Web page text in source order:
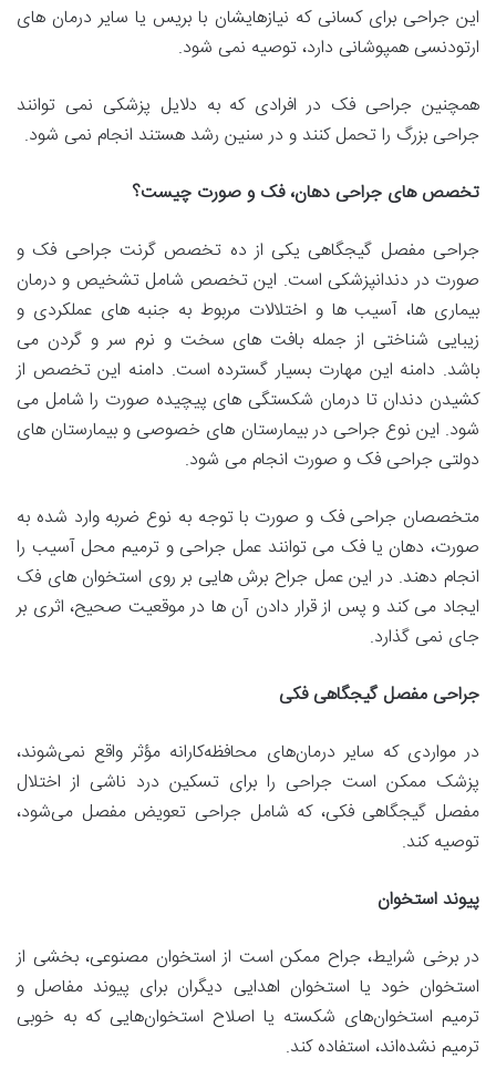
این جراحی برای کسانی که نیازهایشان با بریس یا سایر درمان های
ارتودنسی همپوشانی دارد، توصیه نمی شود.
همچنین جراحی فک در افرادی که به دلایل پزشکی نمی توانند
جراحی بزرگ را تحمل کنند و در سنین رشد هستند انجام نمی شود.
تخصص های جراحی دهان، فک و صورت چیست؟
جراحی مفصل گیجگاهی یکی از ده تخصص گرنت جراحی فک و
صورت در دندانپزشکی است. این تخصص شامل تشخیص و درمان
بیماری ها، آسیب ها و اختلالات مربوط به جنبه های عملکردی و
زیبایی شناختی از جمله بافت های سخت و نرم سر و گردن می
باشد. دامنه این مهارت بسیار گسترده است. دامنه این تخصص از
کشیدن دندان تا درمان شکستگی های پیچیده صورت را شامل می
شود. این نوع جراحی در بیمارستان های خصوصی و بیمارستان های
دولتی جراحی فک و صورت انجام می شود.
متخصصان جراحی فک و صورت با توجه به نوع ضربه وارد شده به
صورت، دهان یا فک می توانند عمل جراحی و ترمیم محل آسیب را
انجام دهند. در این عمل جراح برش هایی بر روی استخوان های فک
ایجاد می کند و پس از قرار دادن آن ها در موقعیت صحیح، اثری بر
جای نمی گذارد.
جراحی مفصل گیجگاهی فکی
در مواردی که سایر درمان‌های محافظه‌کارانه مؤثر واقع نمی‌شوند،
پزشک ممکن است جراحی را برای تسکین درد ناشی از اختلال
مفصل گیجگاهی فکی، که شامل جراحی تعویض مفصل می‌شود،
توصیه کند.
پیوند استخوان
در برخی شرایط، جراح ممکن است از استخوان مصنوعی، بخشی از
استخوان خود یا استخوان اهدایی دیگران برای پیوند مفاصل و
ترمیم استخوان‌های شکسته یا اصلاح استخوان‌هایی که به خوبی
ترمیم نشده‌اند، استفاده کند.